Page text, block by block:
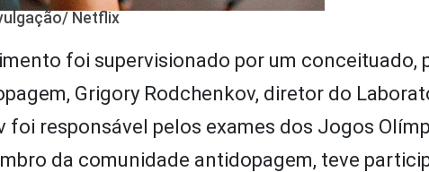
Netflix
foi supervisionado por um conceituado,
Grigory Rodchenkov, diretor do
responsável pelos exames dos Jogos
da comunidade antidopagem, teve